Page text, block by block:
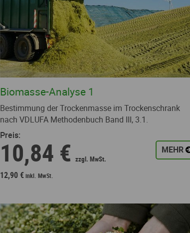
Biomasse-Analyse 1
Bestimmung der Trockenmasse im Trockenschrank
nach VDLUFA Methodenbuch Band III, 3.1.
Preis:
10,84 €
12,90 €
MEHR